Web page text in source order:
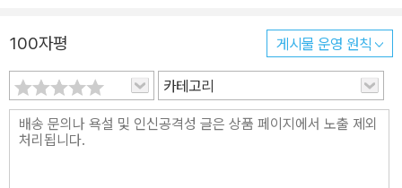
『한창훈의 향연』을 개정한 것이다. 두 편의 글과 사진을 빼고, ‘나는
왜 쓰는가’라는 주제에 맞춰 작가의 말을 포함하여 일곱 편의 글을 새
로 담았다. 책의 구성은 총 4부로 이루어진다. 1부가 주로 고향 사람
들과 작가의 어린 시절 이야기라면, 2부는 친척들, 3부는 함께했던 문
인들, 4부는 작가의 염원을 담은 글들이다.
100자평 게시물 운영 원칙
카테고리